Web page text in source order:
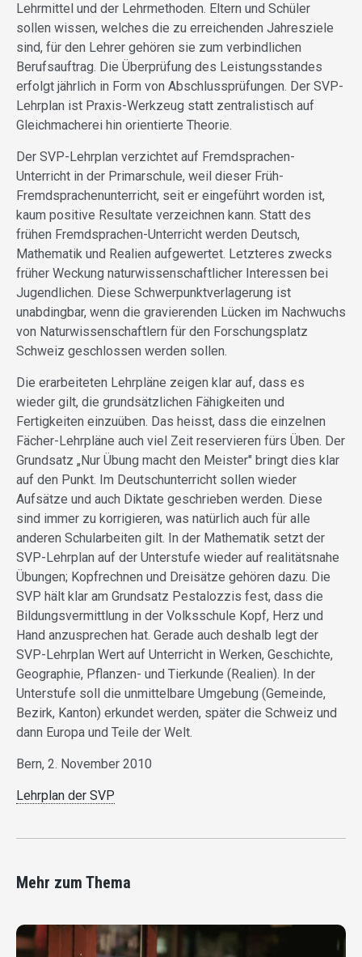
Lehrmittel und der Lehrmethoden. Eltern und Schüler
sollen wissen, welches die zu erreichenden Jahresziele
sind, für den Lehrer gehören sie zum verbindlichen
Berufsauftrag. Die Überprüfung des Leistungsstandes
erfolgt jährlich in Form von Abschlussprüfungen. Der SVP-
Lehrplan ist Praxis-Werkzeug statt zentralistisch auf
Gleichmacherei hin orientierte Theorie.
Der SVP-Lehrplan verzichtet auf Fremdsprachen-
Unterricht in der Primarschule, weil dieser Früh-
Fremdsprachenunterricht, seit er eingeführt worden ist,
kaum positive Resultate verzeichnen kann. Statt des
frühen Fremdsprachen-Unterricht werden Deutsch,
Mathematik und Realien aufgewertet. Letzteres zwecks
früher Weckung naturwissenschaftlicher Interessen bei
Jugendlichen. Diese Schwerpunktverlagerung ist
unabdingbar, wenn die gravierenden Lücken im Nachwuchs
von Naturwissenschaftlern für den Forschungsplatz
Schweiz geschlossen werden sollen.
Die erarbeiteten Lehrpläne zeigen klar auf, dass es
wieder gilt, die grundsätzlichen Fähigkeiten und
Fertigkeiten einzuüben. Das heisst, dass die einzelnen
Fächer-Lehrpläne auch viel Zeit reservieren fürs Üben. Der
Grundsatz „Nur Übung macht den Meister" bringt dies klar
auf den Punkt. Im Deutschunterricht sollen wieder
Aufsätze und auch Diktate geschrieben werden. Diese
sind immer zu korrigieren, was natürlich auch für alle
anderen Schularbeiten gilt. In der Mathematik setzt der
SVP-Lehrplan auf der Unterstufe wieder auf realitätsnahe
Übungen; Kopfrechnen und Dreisätze gehören dazu. Die
SVP hält klar am Grundsatz Pestalozzis fest, dass die
Bildungsvermittlung in der Volksschule Kopf, Herz und
Hand anzusprechen hat. Gerade auch deshalb legt der
SVP-Lehrplan Wert auf Unterricht in Werken, Geschichte,
Geographie, Pflanzen- und Tierkunde (Realien). In der
Unterstufe soll die unmittelbare Umgebung (Gemeinde,
Bezirk, Kanton) erkundet werden, später die Schweiz und
dann Europa und Teile der Welt.
Bern, 2. November 2010
Lehrplan der SVP
Mehr zum Thema